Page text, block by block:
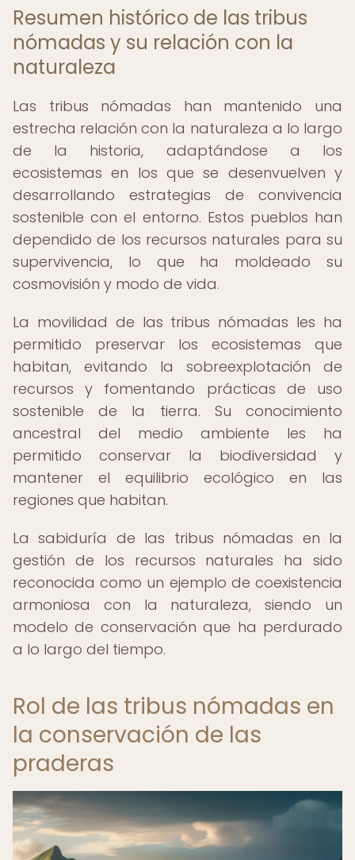
Resumen histórico de las tribus
nómadas y su relación con la
naturaleza
Las tribus nómadas han mantenido una
estrecha relación con la naturaleza a lo largo
de la historia, adaptándose a los
ecosistemas en los que se desenvuelven y
desarrollando estrategias de convivencia
sostenible con el entorno. Estos pueblos han
dependido de los recursos naturales para su
supervivencia, lo que ha moldeado su
cosmovisión y modo de vida.
La movilidad de las tribus nómadas les ha
permitido preservar los ecosistemas que
habitan, evitando la sobreexplotación de
recursos y fomentando prácticas de uso
sostenible de la tierra. Su conocimiento
ancestral del medio ambiente les ha
permitido conservar la biodiversidad y
mantener el equilibrio ecológico en las
regiones que habitan.
La sabiduría de las tribus nómadas en la
gestión de los recursos naturales ha sido
reconocida como un ejemplo de coexistencia
armoniosa con la naturaleza, siendo un
modelo de conservación que ha perdurado
a lo largo del tiempo.
Rol de las tribus nómadas en
la conservación de las
praderas